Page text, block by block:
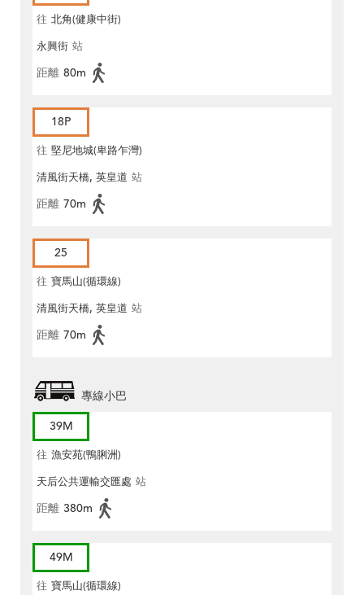
往 北角(健康中街)
永興街 站
距離 80m
18P
往 堅尼地城(卑路乍灣)
清風街天橋, 英皇道 站
距離 70m
25
往 寶馬山(循環線)
清風街天橋, 英皇道 站
距離 70m
專線小巴
39M
往 漁安苑(鴨脷洲)
天后公共運輸交匯處 站
距離 380m
49M
往 寶馬山(循環線)